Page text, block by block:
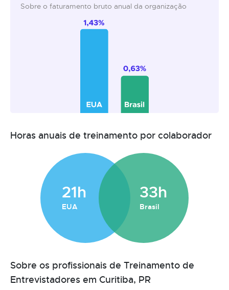
Sobre o faturamento bruto anual da organização
Horas anuais de treinamento por colaborador
21h
EUA
33h
Brasil
Sobre os profissionais de Treinamento de
Entrevistadores em Curitiba, PR